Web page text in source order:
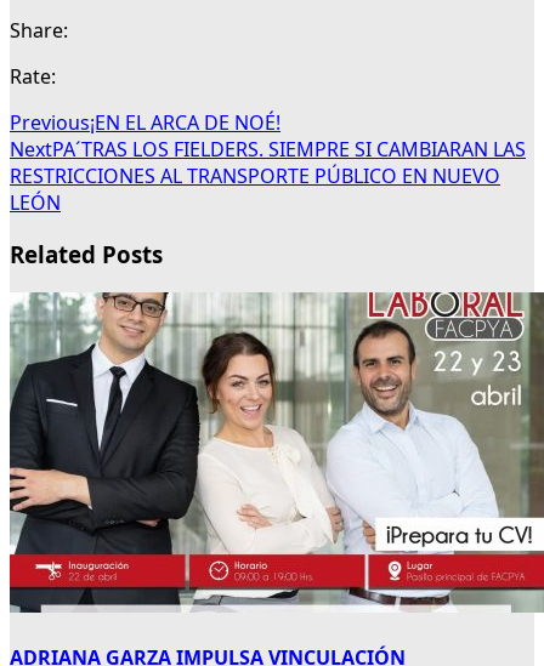
Share:
Rate:
Previous¡EN EL ARCA DE NOÉ!
NextPA´TRAS LOS FIELDERS. SIEMPRE SI CAMBIARAN LAS
RESTRICCIONES AL TRANSPORTE PÚBLICO EN NUEVO
LEÓN
Related Posts
ADRIANA GARZA IMPULSA VINCULACIÓN